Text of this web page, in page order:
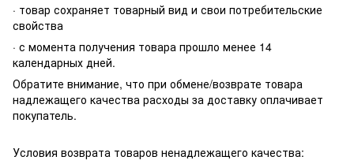
· товар сохраняет товарный вид и свои потребительские
свойства
· с момента получения товара прошло менее 14
календарных дней.
Обратите внимание, что при обмене/возврате товара
надлежащего качества расходы за доставку оплачивает
покупатель.
Условия возврата товаров ненадлежащего качества: